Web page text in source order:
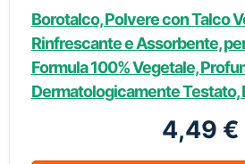
Borotalco, Polvere con Talco
Rinfrescante e Assorbente,
Formula 100% Vegetale,
Dermatologicamente Testato,
4,49 €